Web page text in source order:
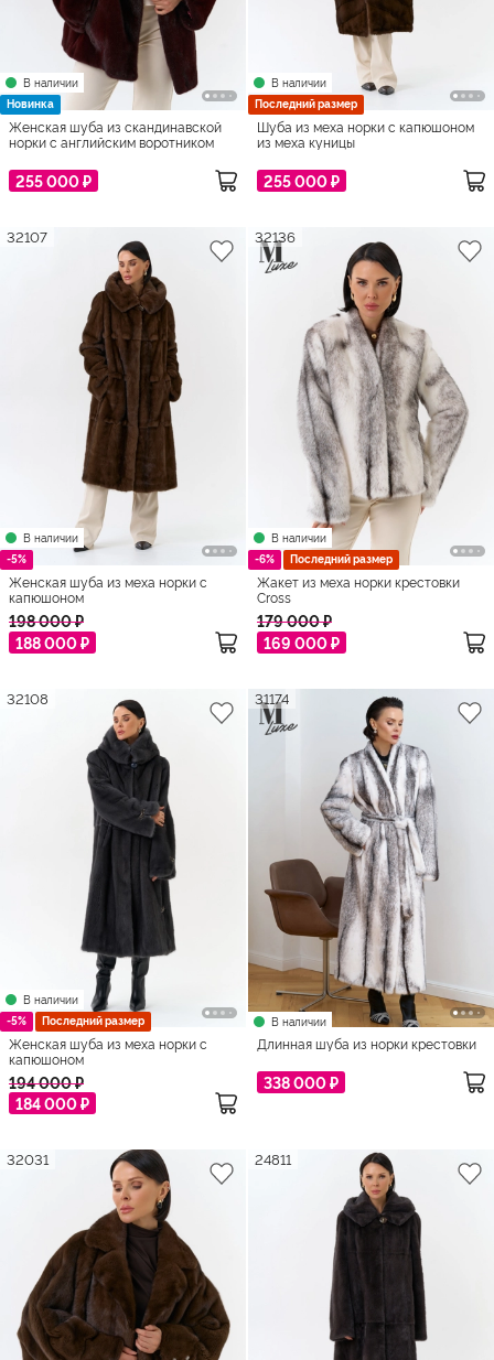
В наличии
Новинка
Женская шуба из скандинавской
норки с английским воротником
255 000 ₽
В наличии
Последний размер
Шуба из меха норки с капюшоном
из меха куницы
255 000 ₽
В наличии
-5%
32107
Женская шуба из меха норки с
капюшоном
198 000 ₽
188 000 ₽
В наличии
-6%
Последний размер
32136
Жакет из меха норки крестовки
Cross
179 000 ₽
169 000 ₽
В наличии
-5%
Последний размер
32108
Женская шуба из меха норки с
капюшоном
194 000 ₽
184 000 ₽
В наличии
31174
Длинная шуба из норки крестовки
338 000 ₽
32031 24811